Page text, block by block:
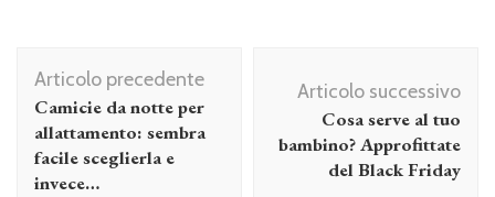
Navigazione
articolo
Articolo precedente
Camicie da notte per
allattamento: sembra
facile sceglierla e
invece…
Articolo successivo
Cosa serve al tuo
bambino? Approfittate
del Black Friday